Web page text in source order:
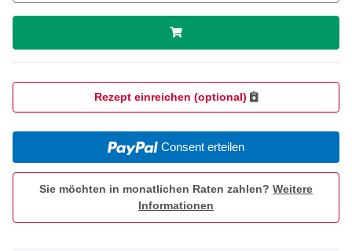
Rezept einreichen (optional)
Consent erteilen
Sie möchten in monatlichen Raten zahlen? Weitere
Informationen